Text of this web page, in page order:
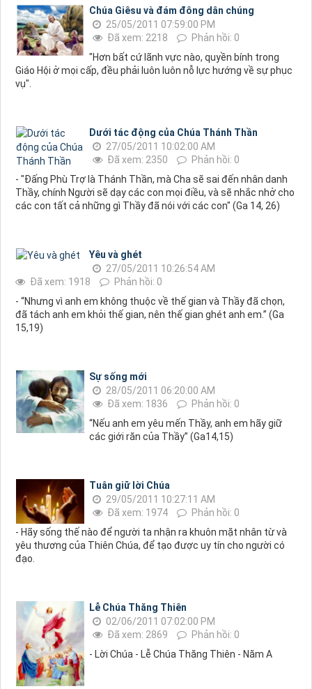
Chúa Giêsu và đám đông dân chúng
25/05/2011 07:59:00 PM
Đã xem: 2218
Phản hồi: 0
"Hơn bất cứ lãnh vực nào, quyền bính trong
Giáo Hội ở mọi cấp, đều phải luôn luôn nỗ lực hướng về sự phục
vụ".
Dưới tác động của Chúa Thánh Thần
27/05/2011 10:02:00 AM
Đã xem: 2350
Phản hồi: 0
- "Đấng Phù Trợ là Thánh Thần, mà Cha sẽ sai đến nhân danh
Thầy, chính Người sẽ dạy các con mọi điều, và sẽ nhắc nhở cho
các con tất cả những gì Thầy đã nói với các con" (Ga 14, 26)
Yêu và ghét
27/05/2011 10:26:54 AM
Đã xem: 1918
Phản hồi: 0
- “Nhưng vì anh em không thuộc về thế gian và Thầy đã chọn,
đã tách anh em khỏi thế gian, nên thế gian ghét anh em.” (Ga
15,19)
Sự sống mới
28/05/2011 06:20:00 AM
Đã xem: 1836
Phản hồi: 0
“Nếu anh em yêu mến Thầy, anh em hãy giữ
các giới răn của Thầy” (Ga14,15)
Tuân giữ lời Chúa
29/05/2011 10:27:11 AM
Đã xem: 1974
Phản hồi: 0
- Hãy sống thế nào để người ta nhận ra khuôn mặt nhân từ và
yêu thương của Thiên Chúa, để tạo được uy tín cho người có
đạo.
Lễ Chúa Thăng Thiên
02/06/2011 07:02:00 PM
Đã xem: 2869
Phản hồi: 0
- Lời Chúa - Lễ Chúa Thăng Thiên - Năm A